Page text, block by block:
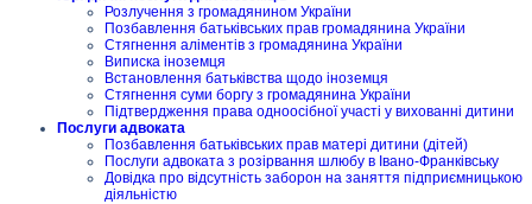
Розлучення з громадянином України
Позбавлення батьківських прав громадянина України
Стягнення аліментів з громадянина України
Виписка іноземця
Встановлення батьківства щодо іноземця
Стягнення суми боргу з громадянина України
Підтвердження права одноосібної участі у вихованні дитини
Послуги адвоката
Позбавлення батьківських прав матері дитини (дітей)
Послуги адвоката з розірвання шлюбу в Івано-Франківську
Довідка про відсутність заборон на заняття підприємницькою
діяльністю